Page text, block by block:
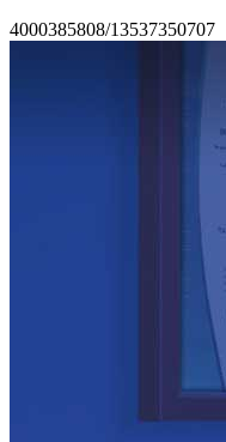
4000385808/13537350707